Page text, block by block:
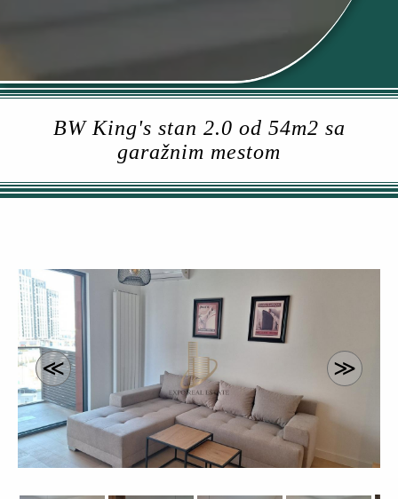
BW King's stan 2.0 od 54m2 sa
garažnim mestom
≪ ≫